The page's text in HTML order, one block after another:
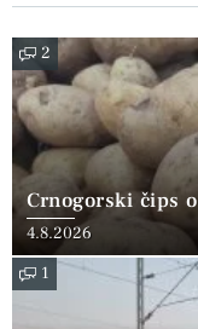
2
Crnogorski čips
4.8.2026
1